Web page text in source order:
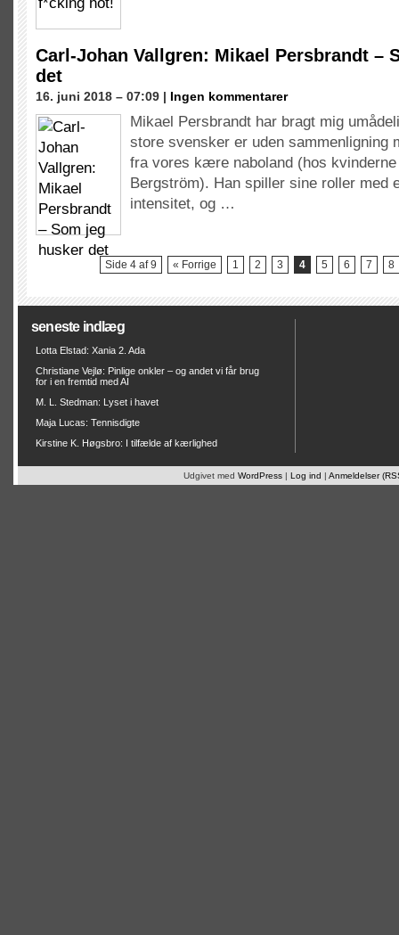
Carl-Johan Vallgren: Mikael Persbrandt –
det
16. juni 2018 – 07:09 | Ingen kommentarer
Mikael Persbrandt har bragt mig
store svensker er uden sammenligning
fra vores kære naboland (hos
Bergström). Han spiller sine roller med
intensitet, og …
Side 4 af 9 « Forrige 1 2 3 4 5 6 7 8
seneste indlæg
Lotta Elstad: Xania 2. Ada
Christiane Vejlø: Pinlige onkler – og andet vi får brug
for i en fremtid med AI
M. L. Stedman: Lyset i havet
Maja Lucas: Tennisdigte
Kirstine K. Høgsbro: I tilfælde af kærlighed
Udgivet med WordPress | Log ind | Anmeldelser